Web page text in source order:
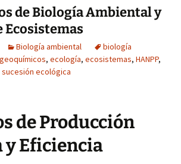
de Biología Ambiental y
Ecosistemas
Biología ambiental
biología
, ecología, ecosistemas, HANPP,
sucesión ecológica
de Producción
Eficiencia